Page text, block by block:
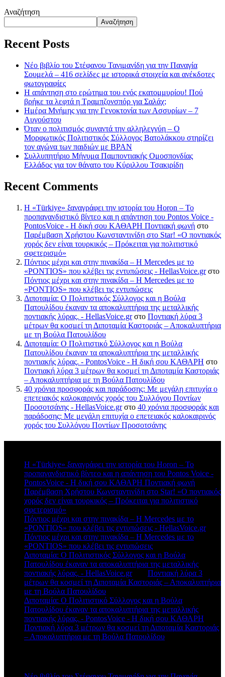
Αναζήτηση
Αναζήτηση
Recent Posts
Νέο βιβλίο του Στέφανου Τανιμανίδη για την Παναγία
Σουμελά – 416 σελίδες με ιστορικά στοιχεία και ανέκδοτες
φωτογραφίες
Η απάντηση στο ερώτημα του ενός εκατομμυρίου! Πού
βρήκε τα λεφτά η Τραμπζονσπόρ για Σαλάχ;
Ημέρα Μνήμης για την Γενοκτονία των Ασσυρίων – 7
Αυγούστου
Όταν ο πολιτισμός συναντά την αλληλεγγύη – Ο
Μορφωτικός Πολιτιστικός Σύλλογος Βατολάκκου στηρίζει
τον αγώνα των παιδιών με BPAN
Συλλυπητήριο Μήνυμα Παμποντιακής Ομοσπονδίας
Ελλάδος για τον θάνατο του Κύριλλου Τσακιρίδη
Recent Comments
Η «Türkiye» ξαναγράφει την ιστορία του Horon – Το
προπαγανδιστικό βίντεο και η απάντηση του Pontos Voice -
PontosVoice - H δική σου ΚΑΘΑΡΗ Ποντιακή φωνή στο
Παρέμβαση Χρήστου Κωνσταντινίδη στο Star! «Ο ποντιακός
χορός δεν είναι τουρκικός – Πρόκειται για πολιτιστικό
σφετερισμό»
Πόντιος μέχρι και στην πινακίδα – Η Mercedes με το
«PONTIOS» που κλέβει τις εντυπώσεις - HellasVoice.grστο
Πόντιος μέχρι και στην πινακίδα – Η Mercedes με το
«PONTIOS» που κλέβει τις εντυπώσεις
Διποταμία: Ο Πολιτιστικός Σύλλογος και η Βούλα
Πατουλίδου έκαναν τα αποκαλυπτήρια της μεταλλικής
ποντιακής λύρας. - HellasVoice.grστο Ποντιακή λύρα 3
μέτρων θα κοσμεί τη Διποταμία Καστοριάς – Αποκαλυπτήρια
με τη Βούλα Πατουλίδου
Διποταμία: Ο Πολιτιστικό Σύλλογος και η Βούλα
Πατουλίδου έκαναν τα αποκαλυπτήρια της μεταλλικής
ποντιακής λύρας. - PontosVoice - H δική σου ΚΑΘΑΡΗ στο
Ποντιακή λύρα 3 μέτρων θα κοσμεί τη Διποταμία Καστοριάς
– Αποκαλυπτήρια με τη Βούλα Πατουλίδου
40 χρόνια προσφοράς και παράδοσης: Με μεγάλη επιτυχία ο
επετειακός καλοκαιρινός χορός του Συλλόγου Ποντίων
Προσοτσάνης - HellasVoice.grστο 40 χρόνια προσφοράς και
παράδοσης: Με μεγάλη επιτυχία ο επετειακός καλοκαιρινός
χορός του Συλλόγου Ποντίων Προσοτσάνης
Η «Türkiye» ξαναγράφει την ιστορία του Horon – Το
προπαγανδιστικό βίντεο και η απάντηση του Pontos Voice -
PontosVoice - H δική σου ΚΑΘΑΡΗ Ποντιακή φωνή
Παρέμβαση Χρήστου Κωνσταντινίδη στο Star! «Ο ποντιακός
χορός δεν είναι τουρκικός – Πρόκειται για πολιτιστικό
σφετερισμό»
Πόντιος μέχρι και στην πινακίδα – Η Mercedes με το
«PONTIOS» που κλέβει τις εντυπώσεις - HellasVoice.grστο
Πόντιος μέχρι και στην πινακίδα – Η Mercedes με το
«PONTIOS» που κλέβει τις εντυπώσεις
Διποταμία: Ο Πολιτιστικός Σύλλογος και η Βούλα
Πατουλίδου έκαναν τα αποκαλυπτήρια της μεταλλικής
ποντιακής λύρας. - HellasVoice.grστο Ποντιακή λύρα 3
μέτρων θα κοσμεί τη Διποταμία Καστοριάς – Αποκαλυπτήρια
με τη Βούλα Πατουλίδου
Διποταμία: Ο Πολιτιστικό Σύλλογος και η Βούλα
Πατουλίδου έκαναν τα αποκαλυπτήρια της μεταλλικής
ποντιακής λύρας. - PontosVoice - H δική σου ΚΑΘΑΡΗ
Ποντιακή λύρα 3 μέτρων θα κοσμεί τη Διποταμία Καστοριάς
– Αποκαλυπτήρια με τη Βούλα Πατουλίδου